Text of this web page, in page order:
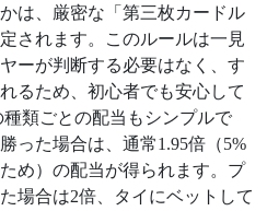
は、厳密な「第三枚カードル
されます。このルールは一見
ーが判断する必要はなく、す
るため、初心者でも安心して
類ごとの配当もシンプルで
った場合は、通常1.95倍（5%
め）の配当が得られます。プ
場合は2倍、タイにベットして